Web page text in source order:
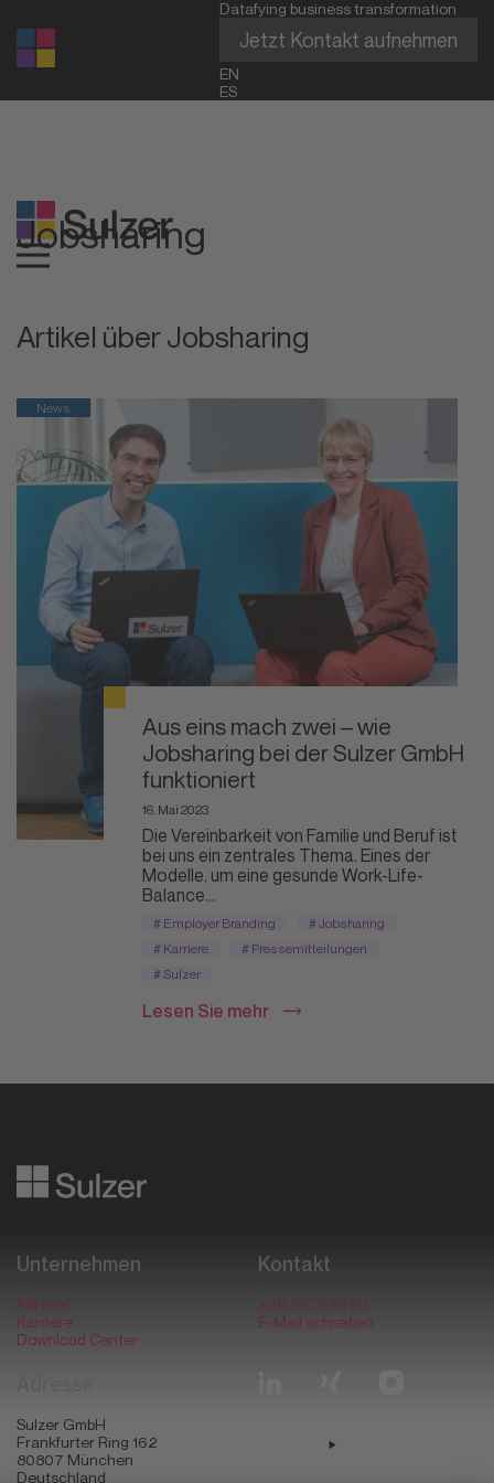
Datafying business transformation
Jetzt Kontakt aufnehmen
EN
ES
Jobsharing
Artikel über Jobsharing
News
Aus eins mach zwei – wie
Jobsharing bei der Sulzer GmbH
funktioniert
16. Mai 2023
Die Vereinbarkeit von Familie und Beruf ist
bei uns ein zentrales Thema. Eines der
Modelle, um eine gesunde Work-Life-
Balance...
# Employer Branding
# Jobsharing
# Karriere
# Pressemitteilungen
# Sulzer
Lesen Sie mehr
Unternehmen
Partner
Karriere
Download Center
Kontakt
+49 89 31 85 80
E-Mail schreiben
Sulzer GmbH
Frankfurter Ring 162
80807 München
Deutschland